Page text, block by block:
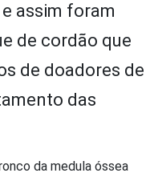
assim foram
de cordão que
de doadores de
das
da medula óssea